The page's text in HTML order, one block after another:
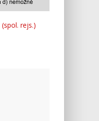
(spol. rejs.)